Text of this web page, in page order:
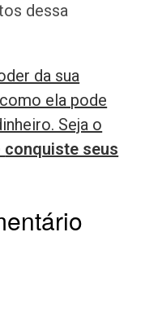
dessa
da sua
ela pode
Seja o
conquiste seus